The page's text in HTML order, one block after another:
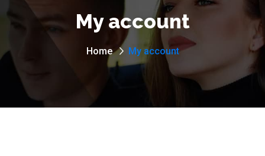
My account
Home My account